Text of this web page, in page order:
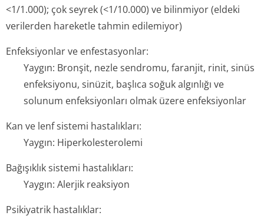
<1/1.000); çok seyrek (<1/10.000) ve bilinmiyor (eldeki
verilerden hareketle tahmin edilemiyor)
Enfeksiyonlar ve enfestasyonlar:
Yaygın: Bronşit, nezle sendromu, faranjit, rinit, sinüs
enfeksiyonu, sinüzit, başlıca soğuk algınlığı ve
solunum enfeksiyonları olmak üzere enfeksiyonlar
Kan ve lenf sistemi hastalıkları:
Yaygın: Hiperkolesterolemi
Bağışıklık sistemi hastalıkları:
Yaygın: Alerjik reaksiyon
Psikiyatrik hastalıklar: